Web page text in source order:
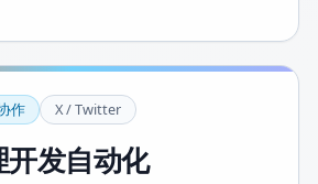
作 X / Twitter
发自动化